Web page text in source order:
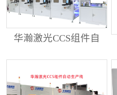
华瀚激光CCS组件自
动生产线（纵向线）